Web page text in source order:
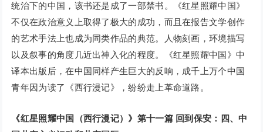
统治下的中国，该书还是成了一部禁书。《红星照耀中国》
不仅在政治意义上取得了极大的成功，而且在报告文学创作
的艺术手法上也成为同类作品的典范。人物刻画，环境描写
以及叙事的角度几近出神入化的程度。《红星照耀中国》中
译本出版后，在中国同样产生巨大的反响，成千上万个中国
青年因为读了《西行漫记》，纷纷走上革命道路。
《红星照耀中国（西行漫记）》第十一篇 回到保安：四、中